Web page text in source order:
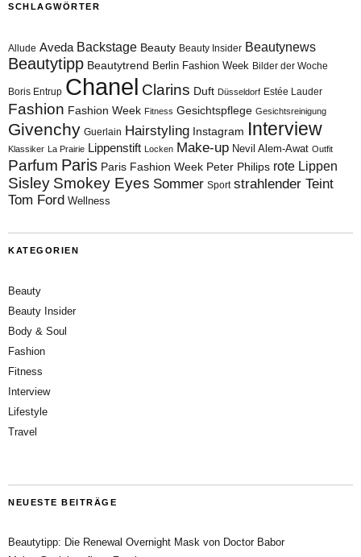
SCHLAGWÖRTER
Allude Aveda Backstage Beauty Beauty Insider Beautynews
Beautytipp Beautytrend Berlin Fashion Week Bilder der Woche
Boris Entrup Chanel Clarins Duft Düsseldorf Estée Lauder
Fashion Fashion Week Fitness Gesichtspflege Gesichtsreinigung
Givenchy Guerlain Hairstyling Instagram Interview
Klassiker La Prairie Lippenstift Locken Make-up Nevil Alem-Awat Outfit
Parfum Paris Paris Fashion Week Peter Philips rote Lippen
Sisley Smokey Eyes Sommer Sport strahlender Teint
Tom Ford Wellness
KATEGORIEN
Beauty
Beauty Insider
Body & Soul
Fashion
Fitness
Interview
Lifestyle
Travel
NEUESTE BEITRÄGE
Beautytipp: Die Renewal Overnight Mask von Doctor Babor